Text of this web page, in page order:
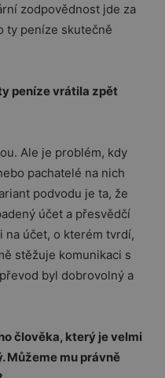
zodpovědnost jde za
ty peníze skutečně
peníze vrátila zpět
Ale je problém, kdy
pachatelé na nich
podvodu je ta, že
účet a přesvědčí
na účet, o kterém tvrdí,
stěžuje komunikaci s
byl dobrovolný a
člověka, který je velmi
Můžeme mu právně